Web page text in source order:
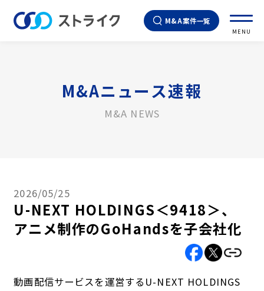
M&A案件一覧
MENU
M&Aニュース速報
M&A NEWS
2026/05/25
U-NEXT HOLDINGS＜9418＞、
アニメ制作のGoHandsを子会社化
動画配信サービスを運営するU-NEXT HOLDINGS